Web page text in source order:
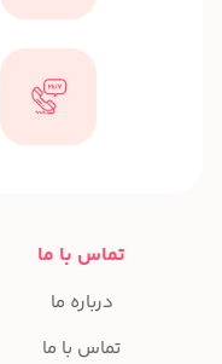
تماس با ما
درباره ما
تماس با ما